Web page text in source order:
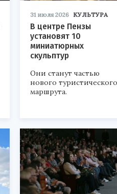
31 июля 2026 КУЛЬТУРА
В центре Пензы
установят 10
миниатюрных
скульптур
Они станут частью
нового туристического
маршрута.